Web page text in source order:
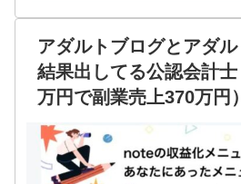
アダルトブログとアダ
結果出してる公認会計
万円で副業売上370万円）